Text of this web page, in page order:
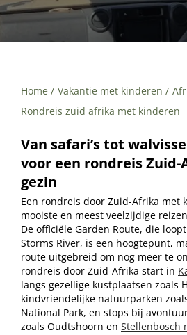
Home Vakantie met kinderen
Rondreis zuid afrika met kinderen
Van safari’s tot
voor een rondreis
gezin
Een rondreis door Zuid-Afrika met
mooiste en meest veelzijdige
De officiële Garden Route, die
Storms River, is een hoogtepunt,
route uitgebreid om nog meer te
rondreis door Zuid-Afrika start in
langs gezellige kustplaatsen zoals
kindvriendelijke natuurparken
National Park, en stops bij
zoals Oudtshoorn en Stellenbosch